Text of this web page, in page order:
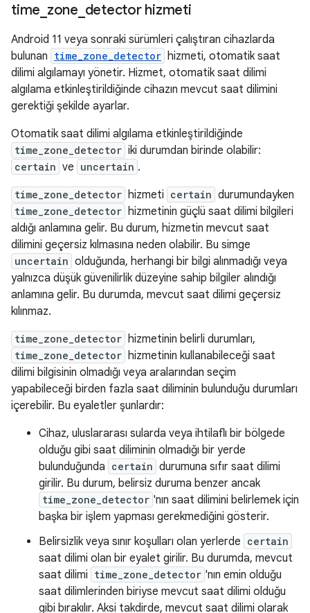
time zone detector hizmeti
Android 11 veya sonraki sürümleri çalıştıran cihazlarda
bulunan time_zone_detector hizmeti, otomatik saat
dilimi algılamayı yönetir. Hizmet, otomatik saat dilimi
algılama etkinleştirildiğinde cihazın mevcut saat dilimini
gerektiği şekilde ayarlar.
Otomatik saat dilimi algılama etkinleştirildiğinde
time_zone_detector iki durumdan birinde olabilir:
certain ve uncertain .
time_zone_detector hizmeti certain durumundayken
time_zone_detector hizmetinin güçlü saat dilimi bilgileri
aldığı anlamına gelir. Bu durum, hizmetin mevcut saat
dilimini geçersiz kılmasına neden olabilir. Bu simge
uncertain olduğunda, herhangi bir bilgi alınmadığı veya
yalnızca düşük güvenilirlik düzeyine sahip bilgiler alındığı
anlamına gelir. Bu durumda, mevcut saat dilimi geçersiz
kılınmaz.
time_zone_detector hizmetinin belirli durumları,
time_zone_detector hizmetinin kullanabileceği saat
dilimi bilgisinin olmadığı veya aralarından seçim
yapabileceği birden fazla saat diliminin bulunduğu durumları
içerebilir. Bu eyaletler şunlardır:
Cihaz, uluslararası sularda veya ihtilaflı bir bölgede
olduğu gibi saat diliminin olmadığı bir yerde
bulunduğunda certain durumuna sıfır saat dilimi
girilir. Bu durum, belirsiz duruma benzer ancak
time_zone_detector 'nın saat dilimini belirlemek için
başka bir işlem yapması gerekmediğini gösterir.
Belirsizlik veya sınır koşulları olan yerlerde certain
saat dilimi olan bir eyalet girilir. Bu durumda, mevcut
saat dilimi time_zone_detector 'nın emin olduğu
saat dilimlerinden biriyse mevcut saat dilimi olduğu
gibi bırakılır. Aksi takdirde, mevcut saat dilimi olarak